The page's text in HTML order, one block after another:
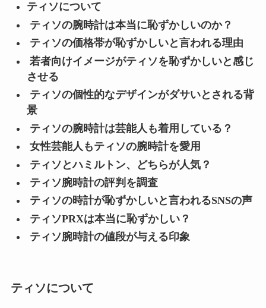
ティソについて
ティソの腕時計は本当に恥ずかしいのか？
ティソの価格帯が恥ずかしいと言われる理由
若者向けイメージがティソを恥ずかしいと感じ
させる
ティソの個性的なデザインがダサいとされる背
景
ティソの腕時計は芸能人も着用している？
女性芸能人もティソの腕時計を愛用
ティソとハミルトン、どちらが人気？
ティソ腕時計の評判を調査
ティソの時計が恥ずかしいと言われるSNSの声
ティソPRXは本当に恥ずかしい？
ティソ腕時計の値段が与える印象
ティソについて